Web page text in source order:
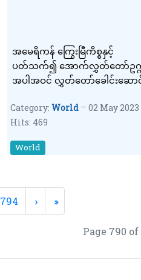
အမေရိကန် ကြွေးမြီကိစ္စနှင့်
ပတ်သက်၍ အောက်လွှတ်တော်ဥက္
အပါအဝင် လွှတ်တော်ခေါင်းဆော
ဖိတ်ကြား
Category: World
02 May 2023
Hits: 469
World
794
Page 790 of